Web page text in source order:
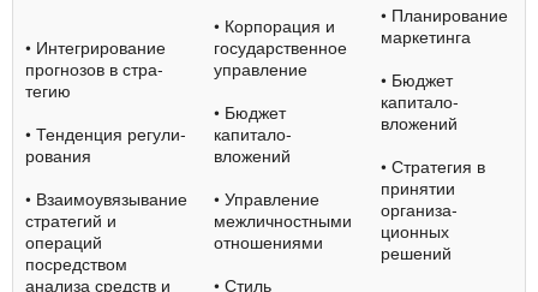
• Интегрирование
прогнозов в стра­
тегию
• Тенденция регули­
рования
• Взаимоувязывание
стратегий и
операций
посредством
анализа средств и
• Корпорация и
госу­дарственное
управ­ление
• Бюджет
капитало­
вложений
• Управление
межлич­ностными
отноше­ниями
• Стиль
• Планирование
маркетинга
• Бюджет
капитало­
вложений
• Стратегия в
при­нятии
организа­
ционных
решений